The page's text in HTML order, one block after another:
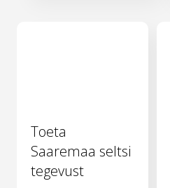
Toeta
Saaremaa seltsi
tegevust